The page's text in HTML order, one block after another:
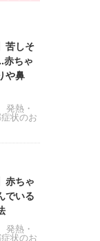
苦しそ
赤ちゃ
や鼻
発熱・
状のお
赤ちゃ
でいる
発熱・
状のお